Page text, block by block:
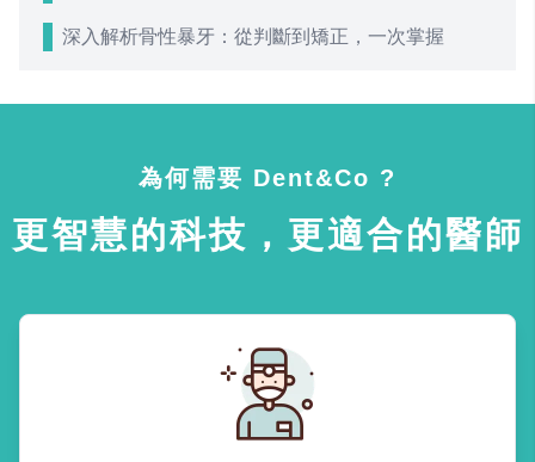
深入解析骨性暴牙：從判斷到矯正，一次掌握
為何需要 Dent&Co ?
更智慧的科技，更適合的醫師